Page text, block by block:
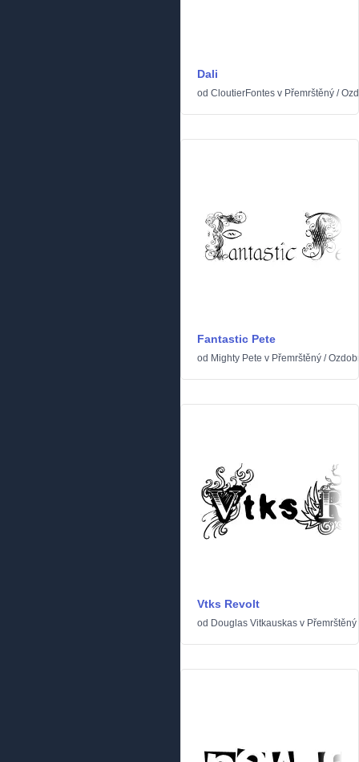
Dali
od CloutierFontes v Přemrštěný /
Fantastic Pete
od Mighty Pete v Přemrštěný /
Vtks Revolt
od Douglas Vitkauskas v Přemrštěný